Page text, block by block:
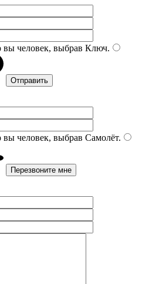
человек, выбрав Ключ.
человек, выбрав Самолёт.